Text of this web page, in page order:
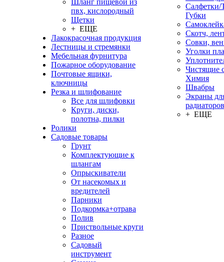
Шланг пищевой из
пвх, кислородный
Щетки
+ ЕЩЕ
Лакокрасочная продукция
Лестницы и стремянки
Мебельная фурнитура
Пожарное оборудование
Почтовые ящики,
ключницы
Резка и шлифование
Все для шлифовки
Круги, диски,
полотна, пилки
Ролики
Садовые товары
Грунт
Комплектующие к
шлангам
Опрыскиватели
От насекомых и
вредителей
Парники
Подкормка+отрава
Полив
Приствольные круги
Разное
Садовый
инструмент
Салфетки/
Губки
Скотч,
Совки,
Уголки
Чистящие
Химия
Швабры
Экраны
радиаторов
+ ЕЩЕ